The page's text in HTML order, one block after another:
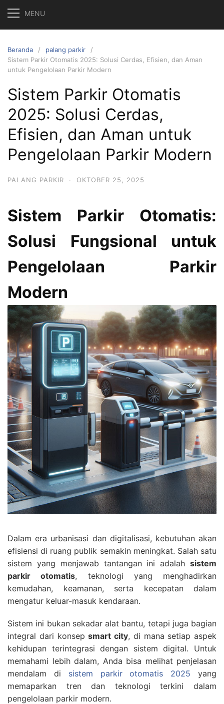
MENU
Beranda
palang parkir
Sistem Parkir Otomatis 2025: Solusi Cerdas, Efisien, dan Aman
untuk Pengelolaan Parkir Modern
Sistem Parkir Otomatis
2025: Solusi Cerdas,
Efisien, dan Aman untuk
Pengelolaan Parkir Modern
PALANG PARKIR · OKTOBER 25, 2025
Sistem Parkir Otomatis:
Solusi Fungsional untuk
Pengelolaan Parkir
Modern
Dalam era urbanisasi dan digitalisasi, kebutuhan akan
efisiensi di ruang publik semakin meningkat. Salah satu
sistem yang menjawab tantangan ini adalah sistem
parkir otomatis, teknologi yang menghadirkan
kemudahan, keamanan, serta kecepatan dalam
mengatur keluar-masuk kendaraan.
Sistem ini bukan sekadar alat bantu, tetapi juga bagian
integral dari konsepsmart city, di mana setiap aspek
kehidupan terintegrasi dengan sistem digital. Untuk
memahami lebih dalam, Anda bisa melihat penjelasan
mendalam di sistem parkir otomatis 2025 yang
memaparkan tren dan teknologi terkini dalam
pengelolaan parkir modern.